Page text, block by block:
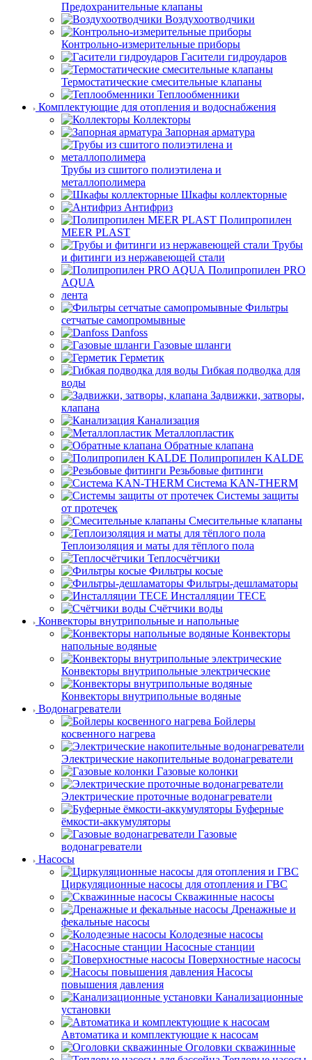
Предохранительные клапаны
Воздухоотводчики
Контрольно-измерительные приборы
Гасители гидроударов
Термостатические смесительные клапаны
Теплообменники
Комплектующие для отопления и водоснабжения
Коллекторы
Запорная арматура
Трубы из сшитого полиэтилена и
металлополимера
Шкафы коллекторные
Антифриз
Полипропилен
MEER PLAST
Трубы
и фитинги из нержавеющей стали
Полипропилен PRO
AQUA
лента
Фильтры
сетчатые самопромывные
Danfoss
Газовые шланги
Герметик
Гибкая подводка для
воды
Задвижки, затворы,
клапана
Канализация
Металлопластик
Обратные клапана
Полипропилен KALDE
Резьбовые фитинги
Система KAN-THERM
Системы защиты
от протечек
Смесительные клапаны
Теплоизоляция и маты для тёплого пола
Теплосчётчики
Фильтры косые
Фильтры-дешламаторы
Инсталляции TECE
Счётчики воды
Конвекторы внутрипольные и напольные
Конвекторы
напольные водяные
Конвекторы внутрипольные электрические
Конвекторы внутрипольные водяные
Водонагреватели
Бойлеры
косвенного нагрева
Электрические накопительные водонагреватели
Газовые колонки
Электрические проточные водонагреватели
Буферные
ёмкости-аккумуляторы
Газовые
водонагреватели
Насосы
Циркуляционные насосы для отопления и ГВС
Скважинные насосы
Дренажные и
фекальные насосы
Колодезные насосы
Насосные станции
Поверхностные насосы
Насосы
повышения давления
Канализационные
установки
Автоматика и комплектующие к насосам
Оголовки скважинные